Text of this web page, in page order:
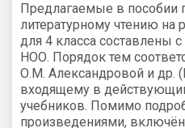
Предлагаемые в пособии
литературному чтению на
для 4 класса составлены
НОО. Порядок тем
О.М. Александровой и др.
входящему в
учебников. Помимо
произведениями,